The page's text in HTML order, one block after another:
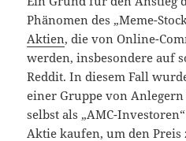
Phänomen des „Meme-
Aktien, die von Online-
werden, insbesondere auf
Reddit. In diesem Fall
einer Gruppe von
selbst als „AMC-
Aktie kaufen, um den Preis